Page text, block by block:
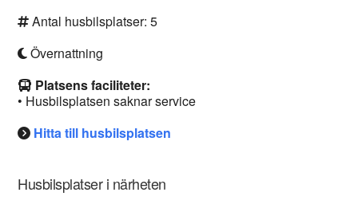
Antal husbilsplatser: 5
Övernattning
Platsens faciliteter:
• Husbilsplatsen saknar service
Hitta till husbilsplatsen
Husbilsplatser i närheten